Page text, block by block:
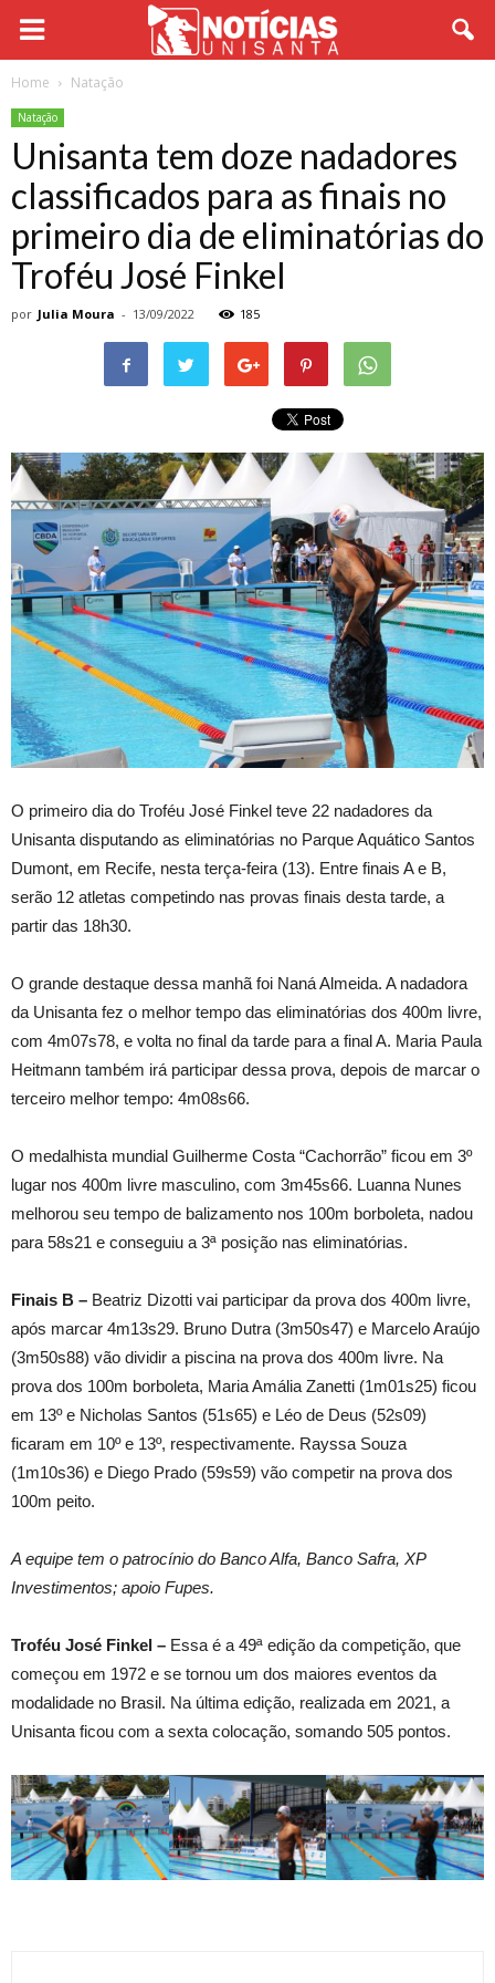
Home Natação
Natação
Unisanta tem doze nadadores
classificados para as finais no
primeiro dia de eliminatórias do
Troféu José Finkel
por Julia Moura - 13/09/2022 185
O primeiro dia do Troféu José Finkel teve 22 nadadores da
Unisanta disputando as eliminatórias no Parque Aquático Santos
Dumont, em Recife, nesta terça-feira (13). Entre finais A e B,
serão 12 atletas competindo nas provas finais desta tarde, a
partir das 18h30.
O grande destaque dessa manhã foi Naná Almeida. A nadadora
da Unisanta fez o melhor tempo das eliminatórias dos 400m livre,
com 4m07s78, e volta no final da tarde para a final A. Maria Paula
Heitmann também irá participar dessa prova, depois de marcar o
terceiro melhor tempo: 4m08s66.
O medalhista mundial Guilherme Costa “Cachorrão” ficou em 3º
lugar nos 400m livre masculino, com 3m45s66. Luanna Nunes
melhorou seu tempo de balizamento nos 100m borboleta, nadou
para 58s21 e conseguiu a 3ª posição nas eliminatórias.
Finais B – Beatriz Dizotti vai participar da prova dos 400m livre,
após marcar 4m13s29. Bruno Dutra (3m50s47) e Marcelo Araújo
(3m50s88) vão dividir a piscina na prova dos 400m livre. Na
prova dos 100m borboleta, Maria Amália Zanetti (1m01s25) ficou
em 13º e Nicholas Santos (51s65) e Léo de Deus (52s09)
ficaram em 10º e 13º, respectivamente. Rayssa Souza
(1m10s36) e Diego Prado (59s59) vão competir na prova dos
100m peito.
A equipe tem o patrocínio do Banco Alfa, Banco Safra, XP
Investimentos; apoio Fupes.
Troféu José Finkel – Essa é a 49ª edição da competição, que
começou em 1972 e se tornou um dos maiores eventos da
modalidade no Brasil. Na última edição, realizada em 2021, a
Unisanta ficou com a sexta colocação, somando 505 pontos.